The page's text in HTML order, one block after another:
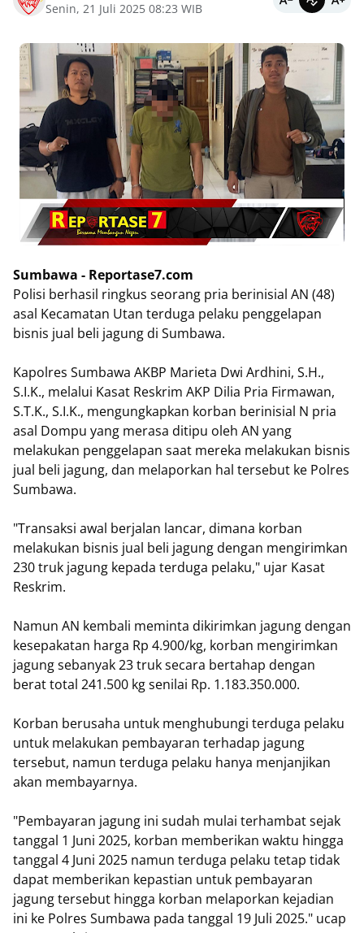
Senin, 21 Juli 2025 08:23 WIB
Sumbawa - Reportase7.com
Polisi berhasil ringkus seorang pria berinisial AN (48)
asal Kecamatan Utan terduga pelaku penggelapan
bisnis jual beli jagung di Sumbawa.
Kapolres Sumbawa AKBP Marieta Dwi Ardhini, S.H.,
S.I.K., melalui Kasat Reskrim AKP Dilia Pria Firmawan,
S.T.K., S.I.K., mengungkapkan korban berinisial N pria
asal Dompu yang merasa ditipu oleh AN yang
melakukan penggelapan saat mereka melakukan bisnis
jual beli jagung, dan melaporkan hal tersebut ke Polres
Sumbawa.
"Transaksi awal berjalan lancar, dimana korban
melakukan bisnis jual beli jagung dengan mengirimkan
230 truk jagung kepada terduga pelaku," ujar Kasat
Reskrim.
Namun AN kembali meminta dikirimkan jagung dengan
kesepakatan harga Rp 4.900/kg, korban mengirimkan
jagung sebanyak 23 truk secara bertahap dengan
berat total 241.500 kg senilai Rp. 1.183.350.000.
Korban berusaha untuk menghubungi terduga pelaku
untuk melakukan pembayaran terhadap jagung
tersebut, namun terduga pelaku hanya menjanjikan
akan membayarnya.
"Pembayaran jagung ini sudah mulai terhambat sejak
tanggal 1 Juni 2025, korban memberikan waktu hingga
tanggal 4 Juni 2025 namun terduga pelaku tetap tidak
dapat memberikan kepastian untuk pembayaran
jagung tersebut hingga korban melaporkan kejadian
ini ke Polres Sumbawa pada tanggal 19 Juli 2025." ucap